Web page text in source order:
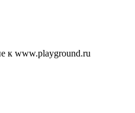
к www.playground.ru